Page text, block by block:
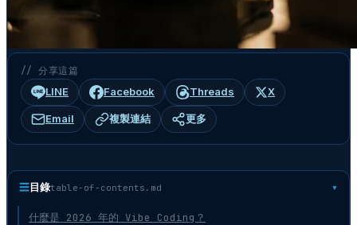
// 分享這篇
LINE Facebook Threads X
Email 複製連結 更多
☰目錄table-of-contents.md
什麼是 2026 年的 Vibe Coding？